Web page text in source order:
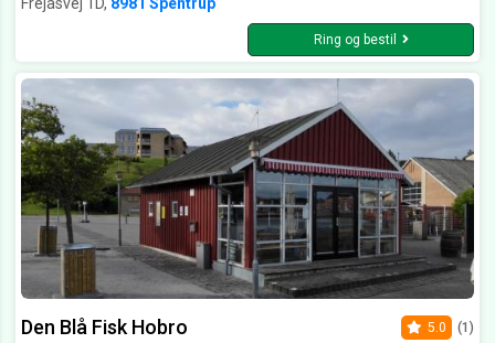
Ring og bestil
Den Blå Fisk Hobro 5.0 (1)